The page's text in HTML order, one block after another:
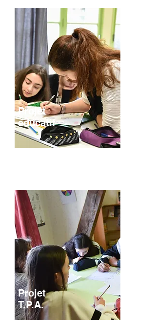
Projet
éducatif
Projet
T.P.A.